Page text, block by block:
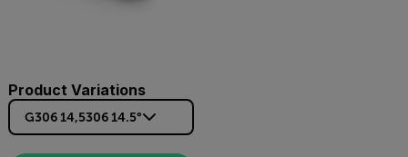
Product Variations
G306 14,5306 14.5°